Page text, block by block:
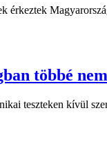
érkeztek
többé
teszteken kívül